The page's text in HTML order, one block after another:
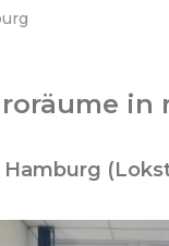
Hamburg